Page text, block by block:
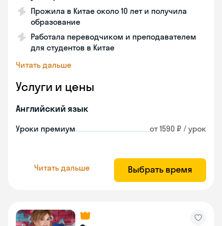
Прожила в Китае около 10 лет и получила
образование
Работала переводчиком и преподавателем
для студентов в Китае
Читать дальше
Услуги и цены
Английский язык
Уроки премиум от 1590 ₽ / урок
Читать дальше Выбрать время